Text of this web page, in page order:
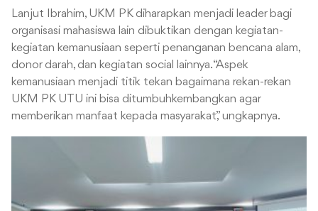
Lanjut Ibrahim, UKM PK diharapkan menjadi leader bagi
organisasi mahasiswa lain dibuktikan dengan kegiatan-
kegiatan kemanusiaan seperti penanganan bencana alam,
donor darah, dan kegiatan social lainnya.“Aspek
kemanusiaan menjadi titik tekan bagaimana rekan-rekan
UKM PK UTU ini bisa ditumbuhkembangkan agar
memberikan manfaat kepada masyarakat,” ungkapnya.